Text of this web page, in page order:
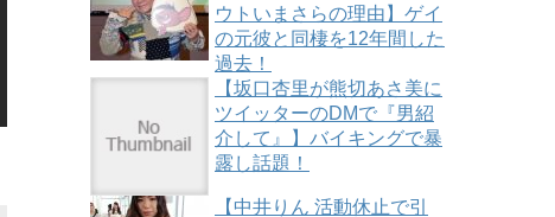
ウトいまさらの理由】ゲイ
の元彼と同棲を12年間した
過去！
【坂口杏里が熊切あさ美に
ツイッターのDMで『男紹
介して』】バイキングで暴
露し話題！
【中井りん 活動休止で引